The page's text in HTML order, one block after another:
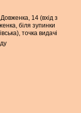
14 (вхід з
біля зупинки
точка видачі